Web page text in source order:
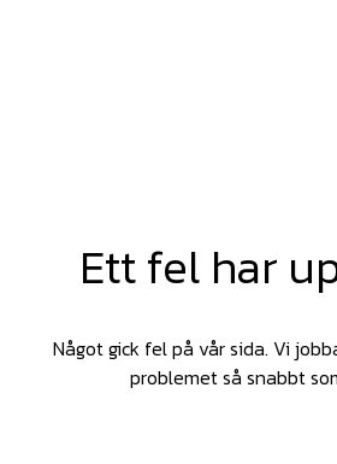
Ett fel har
Något gick fel på vår sida. Vi
problemet så snabbt